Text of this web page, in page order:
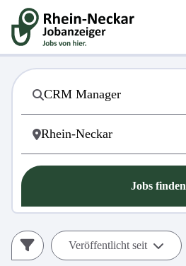
Jobs finden
Veröffentlicht seit